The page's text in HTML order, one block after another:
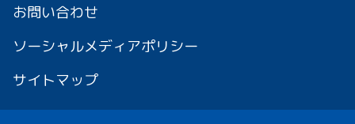
お問い合わせ
ソーシャルメディアポリシー
サイトマップ